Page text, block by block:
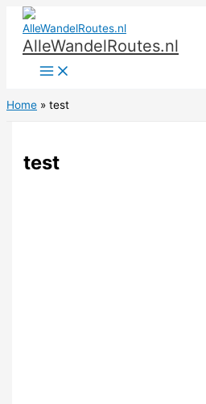
naar
inhoud
AlleWandelRoutes.nl
Home test
test